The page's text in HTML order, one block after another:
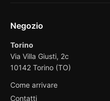
Negozio
Torino
Via Villa Giusti, 2c
10142 Torino (TO)
Come arrivare
Contatti